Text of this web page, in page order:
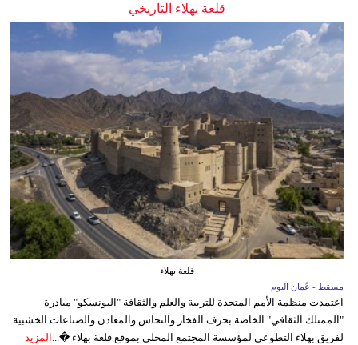
قلعة بهلاء التاريخي
قلعة بهلاء
مسقط - عُمان اليوم
اعتمدت منظمة الأمم المتحدة للتربية والعلم والثقافة "اليونسكو" مبادرة
"الممتلك الثقافي" الخاصة بحرف الفخار والنحاس والمعادن والصناعات الخشبية
لفريق بهلاء التطوعي لمؤسسة المجتمع المحلي بموقع قلعة بهلاء �... المزيد